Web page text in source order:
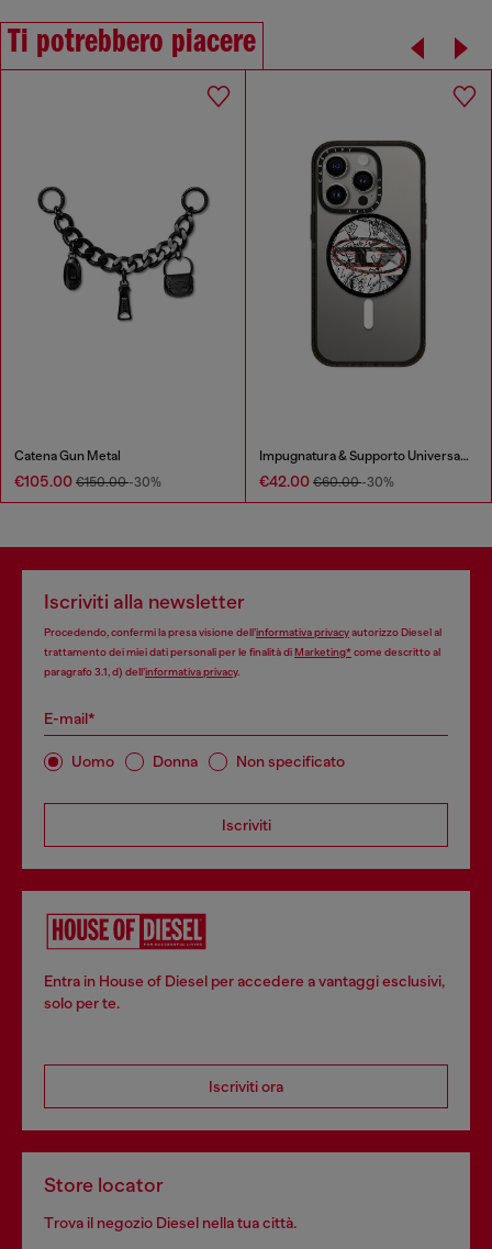
Ti potrebbero piacere
Catena Gun Metal
€105.00 €150.00-30%
Impugnatura & Supporto Universale
€42.00 €60.00-30%
Iscriviti alla newsletter
Procedendo, confermi la presa visione dell’informativa privacyautorizzo Diesel al
trattamento dei miei dati personali per le finalità diMarketing*come descritto al
paragrafo 3.1, d) dell’informativa privacy.
E-mail*
Uomo Donna Non specificato
Iscriviti
Entra in House of Diesel per accedere a vantaggi esclusivi,
solo per te.
Iscriviti ora
Store locator
Trova il negozio Diesel nella tua città.